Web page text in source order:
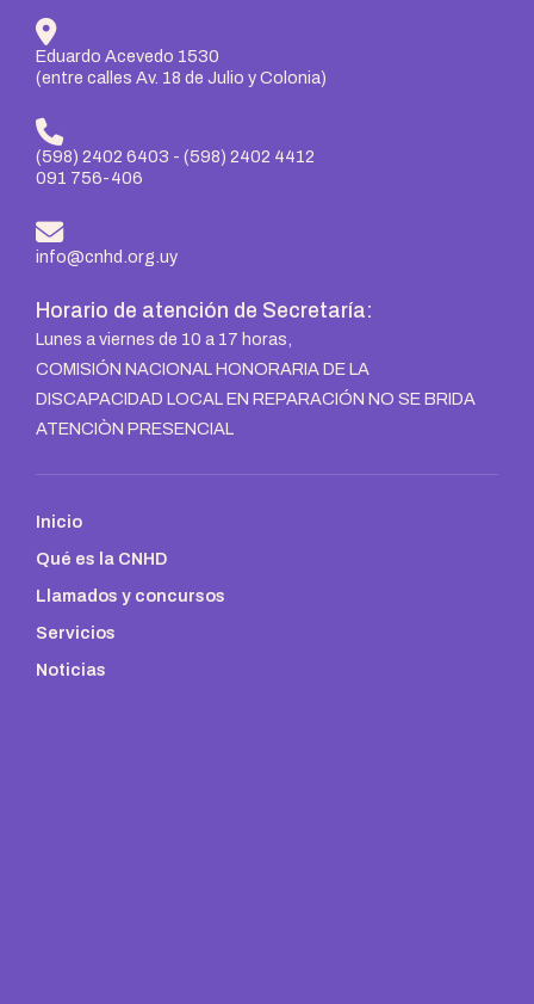
Eduardo Acevedo 1530
(entre calles Av. 18 de Julio y Colonia)
(598) 2402 6403 - (598) 2402 4412
091 756-406
info@cnhd.org.uy
Horario de atención de Secretaría:
Lunes a viernes de 10 a 17 horas,
COMISIÓN NACIONAL HONORARIA DE LA
DISCAPACIDAD LOCAL EN REPARACIÓN NO SE BRIDA
ATENCIÒN PRESENCIAL
Inicio
Qué es la CNHD
Llamados y concursos
Servicios
Noticias